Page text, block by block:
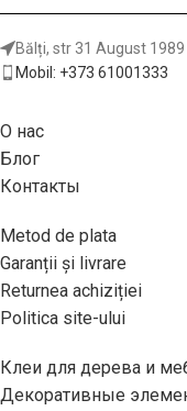
Bălți, str 31 August
Mobil: +373 61001333
О нас
Блог
Контакты
Metod de plata
Garanții și livrare
Returnea achiziției
Politica site-ului
Клеи для дерева и
Декоративные